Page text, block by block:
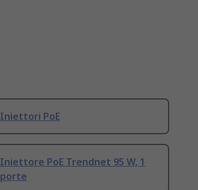
Iniettori PoE
Iniettore PoE Trendnet 95 W, 1
porte